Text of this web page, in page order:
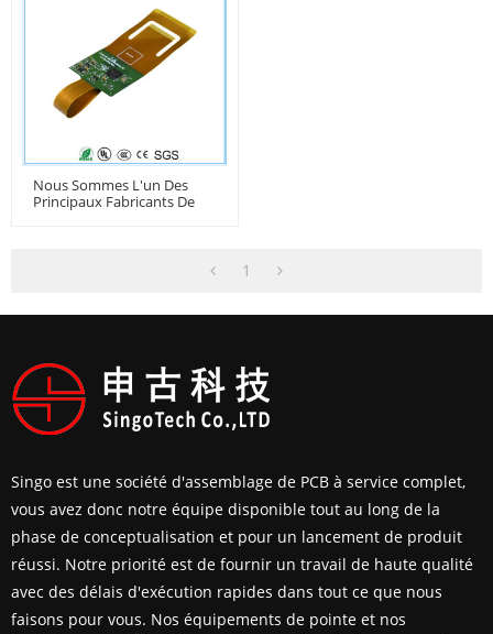
Nous Sommes L'un Des
Principaux Fabricants De
1
Singo est une société d'assemblage de PCB à service complet,
vous avez donc notre équipe disponible tout au long de la
phase de conceptualisation et pour un lancement de produit
réussi. Notre priorité est de fournir un travail de haute qualité
avec des délais d'exécution rapides dans tout ce que nous
faisons pour vous. Nos équipements de pointe et nos